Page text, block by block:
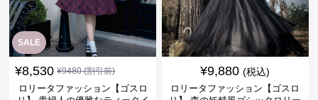
SALE
¥8,530 ¥9480(割引前)
ロリータファッション【ゴスロ
¥9,880 (税込)
ロリータファッション【ゴスロ